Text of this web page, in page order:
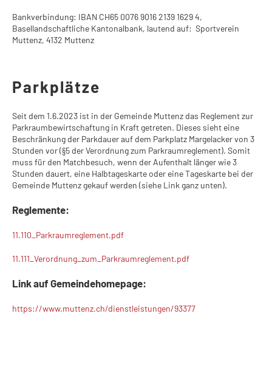
Bankverbindung: IBAN CH65 0076 9016 2139 1629 4,
Basellandschaftliche Kantonalbank, lautend auf: Sportverein
Muttenz, 4132 Muttenz
Parkplätze
Seit dem 1.6.2023 ist in der Gemeinde Muttenz das Reglement zur
Parkraumbewirtschaftung in Kraft getreten. Dieses sieht eine
Beschränkung der Parkdauer auf dem Parkplatz Margelacker von 3
Stunden vor (§5 der Verordnung zum Parkraumreglement). Somit
muss für den Matchbesuch, wenn der Aufenthalt länger wie 3
Stunden dauert, eine Halbtageskarte oder eine Tageskarte bei der
Gemeinde Muttenz gekauf werden (siehe Link ganz unten).
Reglemente:
11.110_Parkraumreglement.pdf
11.111_Verordnung_zum_Parkraumreglement.pdf
Link auf Gemeindehomepage:
https://www.muttenz.ch/dienstleistungen/93377